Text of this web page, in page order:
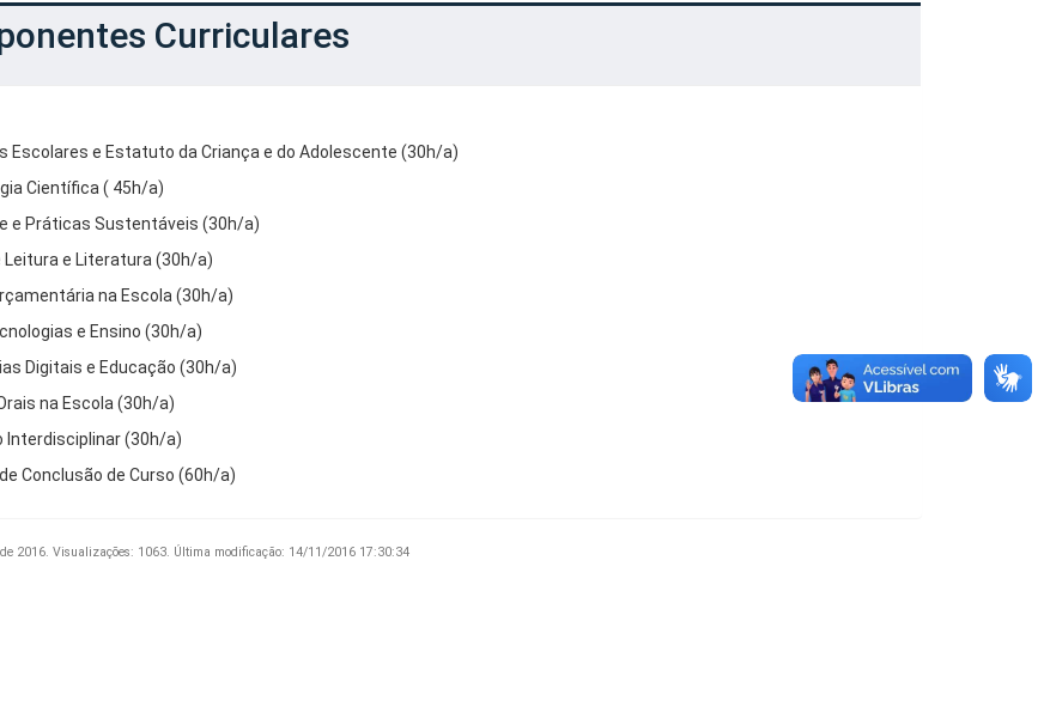
Curriculares
Escolares e Estatuto da Criança e do Adolescente (30h/a)
Científica ( 45h/a)
e Práticas Sustentáveis (30h/a)
Leitura e Literatura (30h/a)
na Escola (30h/a)
e Ensino (30h/a)
Digitais e Educação (30h/a)
na Escola (30h/a)
Interdisciplinar (30h/a)
Conclusão de Curso (60h/a)
2016. Visualizações: 1063. Última modificação: 14/11/2016 17:30:34